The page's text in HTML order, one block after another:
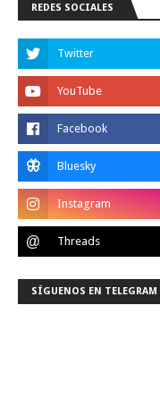
REDES SOCIALES
SÍGUENOS EN TELEGRAM